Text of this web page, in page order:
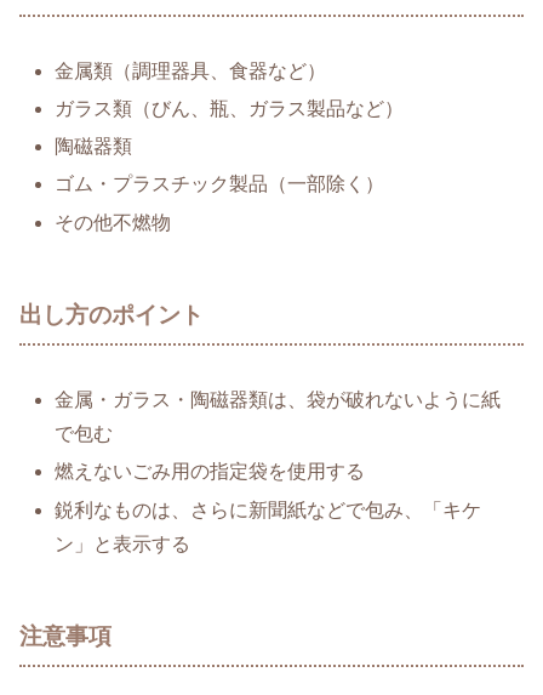
金属類（調理器具、食器など）
ガラス類（びん、瓶、ガラス製品など）
陶磁器類
ゴム・プラスチック製品（一部除く）
その他不燃物
出し方のポイント
金属・ガラス・陶磁器類は、袋が破れないように紙
で包む
燃えないごみ用の指定袋を使用する
鋭利なものは、さらに新聞紙などで包み、「キケ
ン」と表示する
注意事項